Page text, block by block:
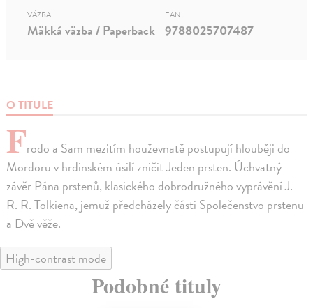
O TITULE
Frodo a Sam mezitím houževnatě postupují hlouběji do
Mordoru v hrdinském úsilí zničit Jeden prsten. Úchvatný
závěr Pána prstenů, klasického dobrodružného vyprávění J.
R. R. Tolkiena, jemuž předcházely části Společenstvo prstenu
a Dvě věže.
VÄZBA
Mäkká väzba / Paperback
EAN
9788025707487
High-contrast mode
Podobné tituly